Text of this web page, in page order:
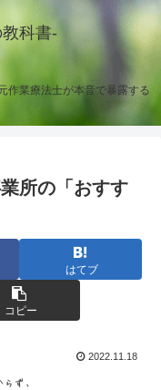
科書-
作業療法士が本音で暴露する
所の「おすす
はてブ
コピー
2022.11.18